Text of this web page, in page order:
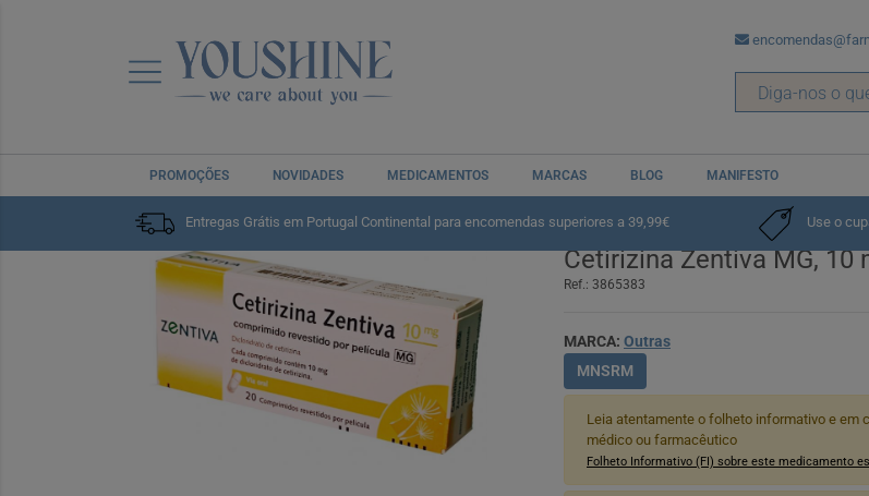
PROMOÇÕES NOVIDADES MEDICAMENTOS MARCAS BLOG MANIFESTO
Entregas Grátis em Portugal Continental para encomendas superiores a 39,99€ Use o
Cetirizina Zentiva MG, 10
Ref.: 3865383
MARCA: Outras
MNSRM
Leia atentamente o folheto informativo e em
médico ou farmacêutico
Folheto Informativo (FI) sobre este medicamento